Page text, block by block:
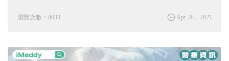
瀏覽次數：8033 Apr 28，2021